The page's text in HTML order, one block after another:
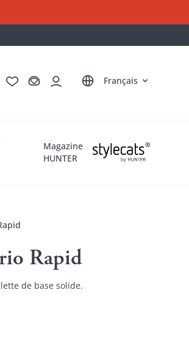
Deutsch
English
Italiano
Nederlands
Français
Magazine
HUNTER
Rapid
de base solide.